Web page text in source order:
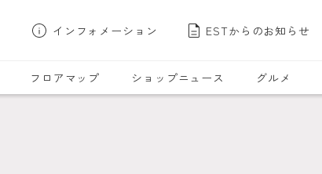
インフォメーション ESTからのお知らせ
フロアマップ ショップニュース グルメ